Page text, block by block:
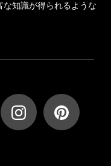
な知識が得られるような